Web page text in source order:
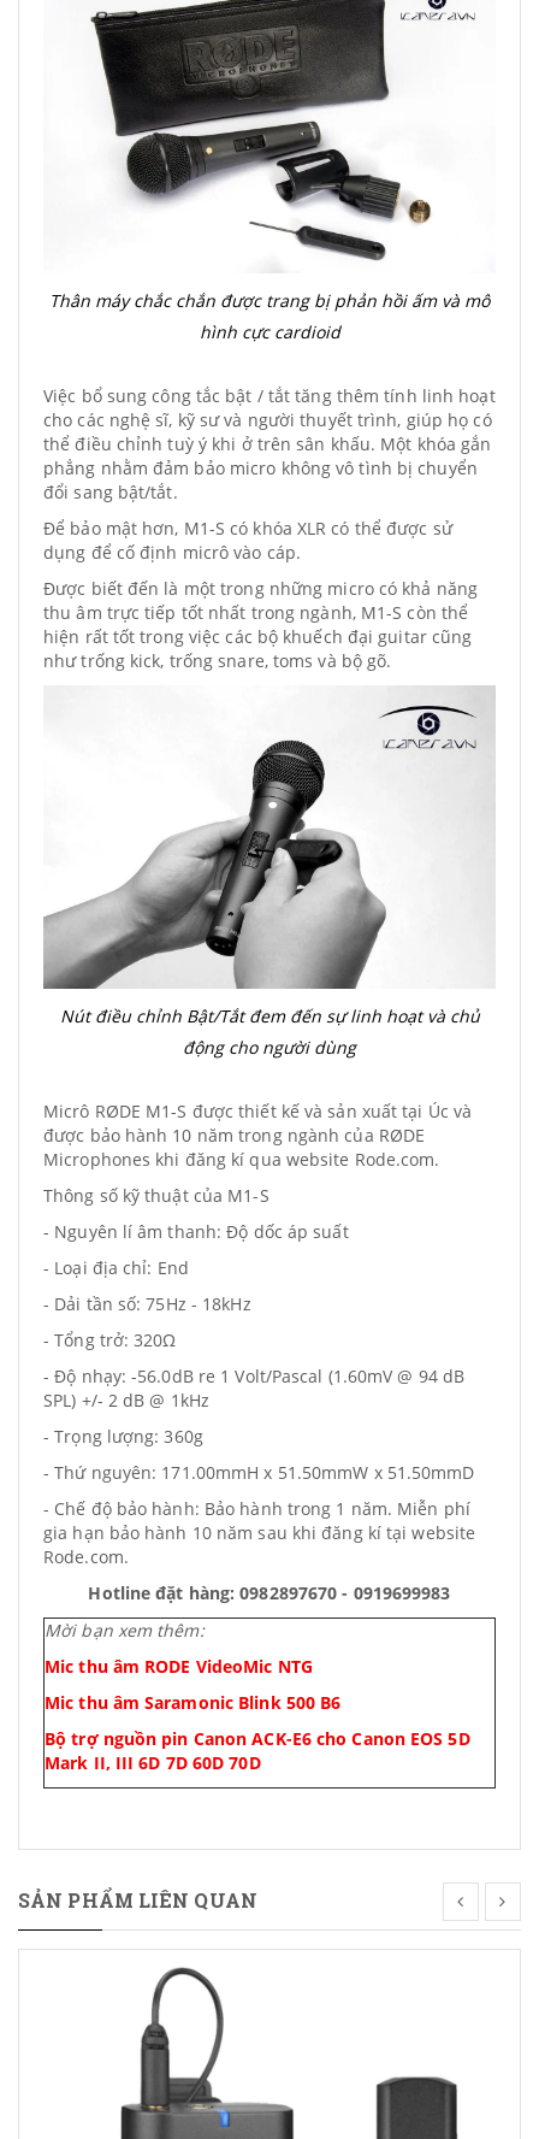
Thân máy chắc chắn được trang bị phản hồi ấm và mô
hình cực cardioid
Việc bổ sung công tắc bật / tắt tăng thêm tính linh hoạt
cho các nghệ sĩ, kỹ sư và người thuyết trình, giúp họ có
thể điều chỉnh tuỳ ý khi ở trên sân khấu. Một khóa gắn
phẳng nhằm đảm bảo micro không vô tình bị chuyển
đổi sang bật/tắt.
Để bảo mật hơn, M1-S có khóa XLR có thể được sử
dụng để cố định micrô vào cáp.
Được biết đến là một trong những micro có khả năng
thu âm trực tiếp tốt nhất trong ngành, M1-S còn thể
hiện rất tốt trong việc các bộ khuếch đại guitar cũng
như trống kick, trống snare, toms và bộ gõ.
Nút điều chỉnh Bật/Tắt đem đến sự linh hoạt và chủ
động cho người dùng
Micrô RØDE M1-S được thiết kế và sản xuất tại Úc và
được bảo hành 10 năm trong ngành của RØDE
Microphones khi đăng kí qua website Rode.com.
Thông số kỹ thuật của M1-S
- Nguyên lí âm thanh: Độ dốc áp suất
- Loại địa chỉ: End
- Dải tần số: 75Hz - 18kHz
- Tổng trở: 320Ω
- Độ nhạy: -56.0dB re 1 Volt/Pascal (1.60mV @ 94 dB
SPL) +/- 2 dB @ 1kHz
- Trọng lượng: 360g
- Thứ nguyên: 171.00mmH x 51.50mmW x 51.50mmD
- Chế độ bảo hành: Bảo hành trong 1 năm. Miễn phí
gia hạn bảo hành 10 năm sau khi đăng kí tại website
Rode.com.
Hotline đặt hàng: 0982897670 - 0919699983
Mời bạn xem thêm:
Mic thu âm RODE VideoMic NTG
Mic thu âm Saramonic Blink 500 B6
Bộ trợ nguồn pin Canon ACK-E6 cho Canon EOS 5D
Mark II, III 6D 7D 60D 70D
SẢN PHẨM LIÊN QUAN